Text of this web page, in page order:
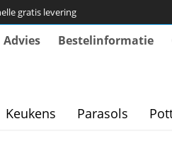
gratis levering
Bestelinformatie
Keukens Parasols